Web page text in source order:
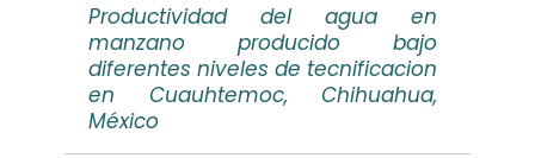
Productividad del agua en
manzano producido bajo
diferentes niveles de tecnificacion
en Cuauhtemoc, Chihuahua,
México